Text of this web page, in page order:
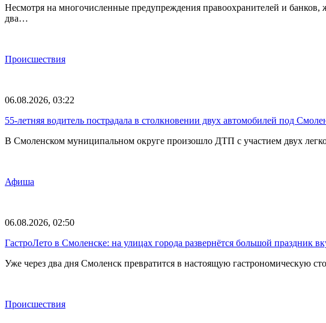
Несмотря на многочисленные предупреждения правоохранителей и
два…
Происшествия
06.08.2026, 03:22
55-летняя водитель пострадала в столкновении двух автомобилей под
В Смоленском муниципальном округе произошло ДТП с участием двух
Афиша
06.08.2026, 02:50
ГастроЛето в Смоленске: на улицах города развернётся большой праздник
Уже через два дня Смоленск превратится в настоящую гастрономическую
Происшествия